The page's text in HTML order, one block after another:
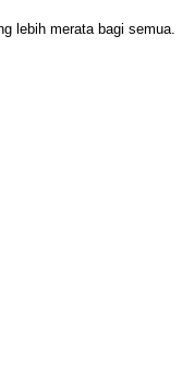
lebih merata bagi semua.